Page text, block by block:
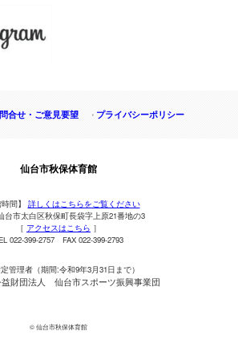
合せ・ご意見要望 プライバシーポリシー
仙台市秋保体育館
時間】 詳しくはこちらをご覧ください
台市太白区秋保町長袋字上原21番地の3
［ アクセスはこちら ］
022-399-2757 FAX 022-399-2793
管理者（期間:令和9年3月31日まで）
益財団法人 仙台市スポーツ振興事業団
© 仙台市秋保体育館